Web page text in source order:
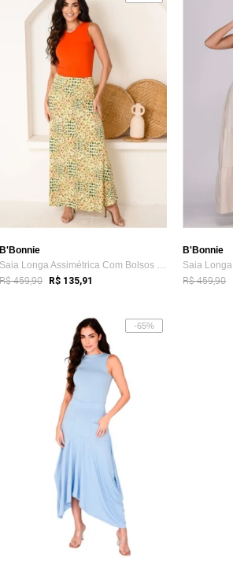
B'Bonnie
Saia Longa Assimétrica Com Bolsos B’Bonn...
R$ 459,90 R$ 135,91
B'Bonnie
R$ 459,90
-65%